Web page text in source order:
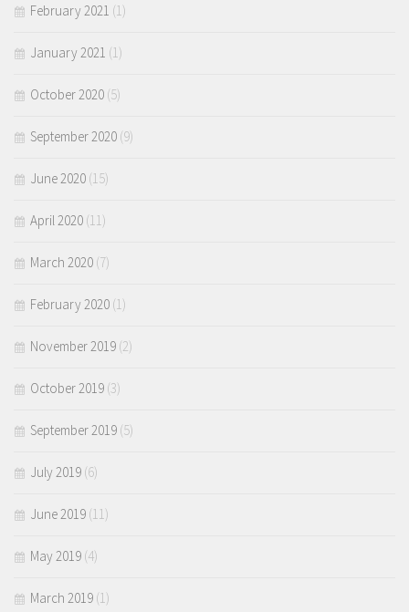
February 2021 (1)
January 2021 (1)
October 2020 (5)
September 2020 (9)
June 2020 (15)
April 2020 (11)
March 2020 (7)
February 2020 (1)
November 2019 (2)
October 2019 (3)
September 2019 (5)
July 2019 (6)
June 2019 (11)
May 2019 (4)
March 2019 (1)